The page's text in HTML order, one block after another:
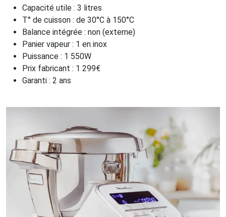
Capacité utile : 3 litres
T° de cuisson : de 30°C à 150°C
Balance intégrée : non (externe)
Panier vapeur : 1 en inox
Puissance : 1 550W
Prix fabricant : 1 299€
Garanti : 2 ans